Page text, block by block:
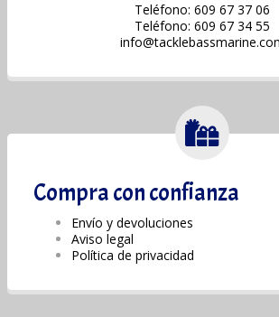
Teléfono: 609 67 37 06
Teléfono: 609 67 34 55
Compra con confianza
Envío y devoluciones
Aviso legal
Política de privacidad